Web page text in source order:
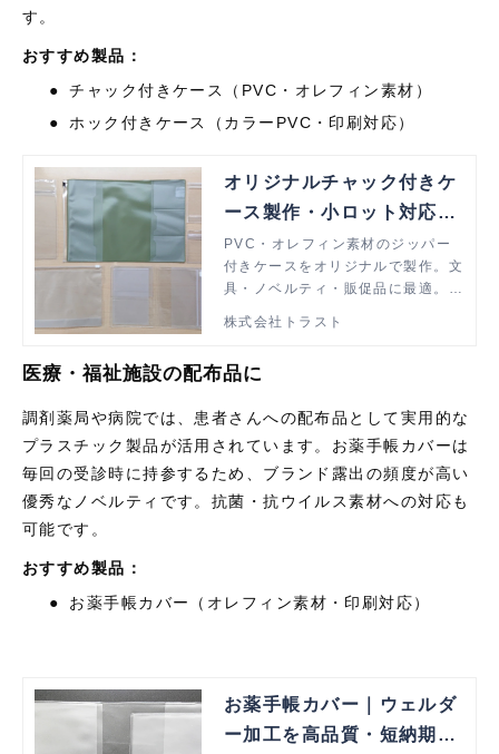
す。
おすすめ製品：
●
チャック付きケース（ PVC ・オレフィン素材）
●
ホック付きケース（カラー PVC ・印刷対応）
オリジナルチャック付きケ
ース製作・小ロット対応｜
株式会社トラスト
PVC・オレフィン素材のジッパー
付きケースをオリジナルで製作。文
具・ノベルティ・販促品に最適。繰
長。小ロットから大量生産まで、印
株式会社トラスト
医療・福祉施設の配布品に
調剤薬局や病院では、患者さんへの配布品として実用的な
プラスチック製品が活用されています。お薬手帳カバーは
毎回の受診時に持参するため、ブランド露出の頻度が高い
優秀なノベルティです。抗菌・抗ウイルス素材への対応も
可能です。
おすすめ製品：
●
お薬手帳カバー（オレフィン素材・印刷対応）
お薬手帳カバー｜ウェルダ
ー加工を高品質・短納期・